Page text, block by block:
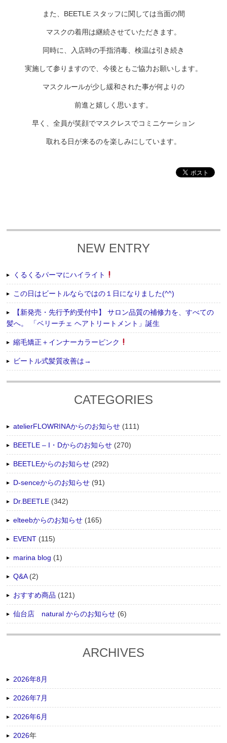
また、BEETLE スタッフに関しては当面の間
マスクの着用は継続させていただきます。
同時に、入店時の手指消毒、検温は引き続き
実施して参りますので、今後ともご協力お願いします。
マスクルールが少し緩和された事が何よりの
前進と嬉しく思います。
早く、全員が笑顔でマスクレスでコミニケーション
取れる日が来るのを楽しみにしています。
NEW ENTRY
くるくるパーマにハイライト
この日はビートルならではの１日になりました(^^)
【新発売・先行予約受付中】 サロン品質の補修力を、すべての
髪へ。 「ベリーチェ ヘアトリートメント」誕生
縮毛矯正＋インナーカラーピンク
ビートル式髪質改善は→
CATEGORIES
atelierFLOWRINAからのお知らせ (111)
BEETLE – I・Dからのお知らせ (270)
BEETLEからのお知らせ (292)
D-senceからのお知らせ (91)
Dr.BEETLE (342)
elteebからのお知らせ (165)
EVENT (115)
marina blog (1)
Q&A(2)
おすすめ商品 (121)
仙台店 natural からのお知らせ (6)
ARCHIVES
2026年8月
2026年7月
2026年6月
2026年